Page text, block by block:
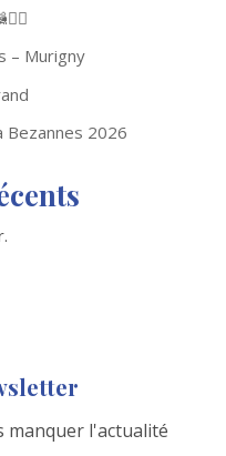
– Murigny
Bezannes 2026
manquer l'actualité